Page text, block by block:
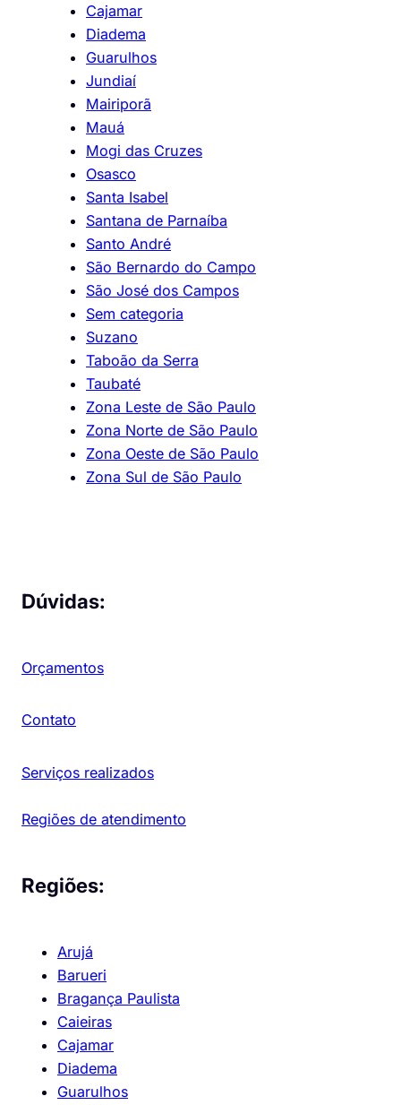
Cajamar
Diadema
Guarulhos
Jundiaí
Mairiporã
Mauá
Mogi das Cruzes
Osasco
Santa Isabel
Santana de Parnaíba
Santo André
São Bernardo do Campo
São José dos Campos
Sem categoria
Suzano
Taboão da Serra
Taubaté
Zona Leste de São Paulo
Zona Norte de São Paulo
Zona Oeste de São Paulo
Zona Sul de São Paulo
Dúvidas:
Orçamentos
Contato
Serviços realizados
Regiões de atendimento
Regiões:
Arujá
Barueri
Bragança Paulista
Caieiras
Cajamar
Diadema
Guarulhos